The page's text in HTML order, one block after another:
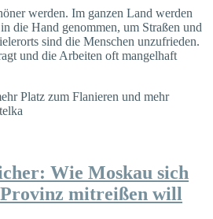
werden. Im ganzen Land werden
die Hand genommen, um Straßen und
sind die Menschen unzufrieden.
und die Arbeiten oft mangelhaft
Wie Moskau sich
mitreißen will